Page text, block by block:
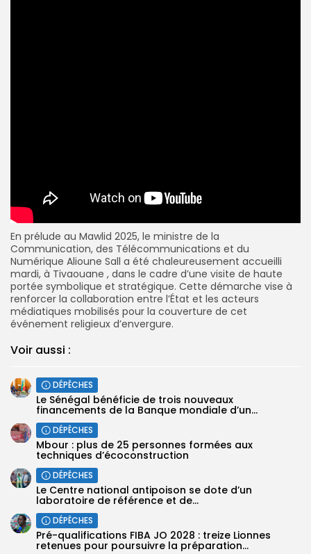
En prélude au Mawlid 2025, le ministre de la
Communication, des Télécommunications et du
Numérique Alioune Sall a été chaleureusement accueilli
mardi, à Tivaouane , dans le cadre d’une visite de haute
portée symbolique et stratégique. Cette démarche vise à
renforcer la collaboration entre l’État et les acteurs
médiatiques mobilisés pour la couverture de cet
événement religieux d’envergure.
Voir aussi :
DÉPÊCHES
Le Sénégal bénéficie de trois nouveaux
financements de la Banque mondiale d’un...
DÉPÊCHES
Mbour : plus de 25 personnes formées aux
techniques d’écoconstruction
DÉPÊCHES
Le Centre national antipoison se dote d’un
laboratoire de référence et de...
DÉPÊCHES
Pré-qualifications FIBA JO 2028 : treize Lionnes
retenues pour poursuivre la préparation...